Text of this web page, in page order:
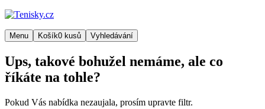
Menu Košík0 kusů Vyhledávání
Ups, takové bohužel nemáme, ale co
říkáte na tohle?
Pokud Vás nabídka nezaujala, prosím upravte filtr.